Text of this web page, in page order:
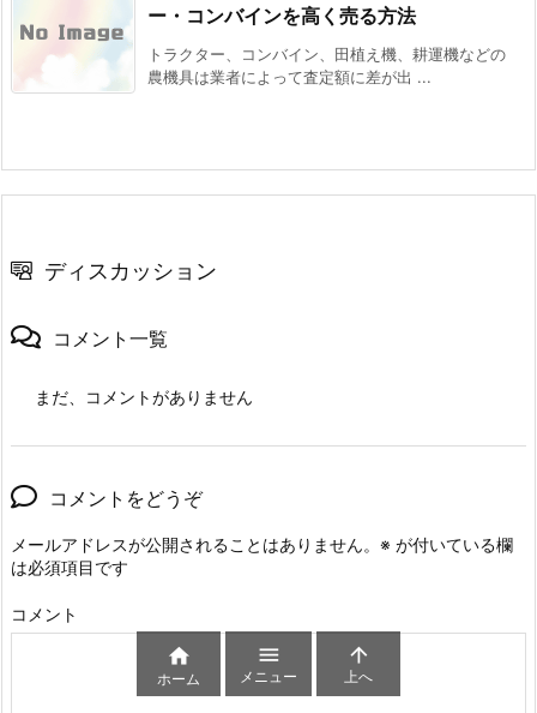
ー・コンバインを高く売る方法
トラクター、コンバイン、田植え機、耕運機などの
農機具は業者によって査定額に差が出 ...
ディスカッション
コメント一覧
まだ、コメントがありません
コメントをどうぞ
メールアドレスが公開されることはありません。 ※ が付いている欄
は必須項目です
コメント

ホーム

メニュー

上へ